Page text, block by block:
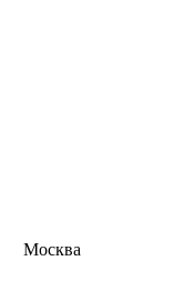
Москва